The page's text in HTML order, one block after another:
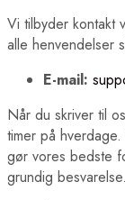
Vi tilbyder kontakt
alle henvendelser
E-mail:
Når du skriver til
timer på
gør vores bedste
grundig besvarelse.